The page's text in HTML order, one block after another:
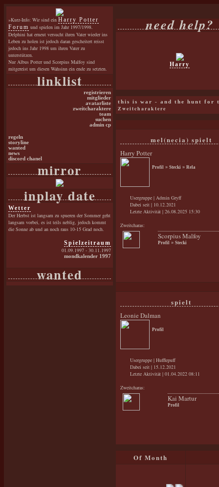
»Kurz-Info: Wir sind ein Harry Potter
Forum und spielen im Jahr 1997/1998.
Delphini hat erneut versucht ihren Vater wieder ins
Leben zu holen ist jedoch daran gescheitert reisst
jedoch ins Jahr 1998 um ihren Vater zu
unterstützen.
Nur Albus Potter und Scorpius Malfoy sind
mitgereist um diesen Wahsinn ein ende zu setzten.
linklist
registrieren
mitglieder
avatarliste
zweitcharaktere
team
suchen
admin cp
regeln
storyline
wanted
news
discord chanel
mirror
inplay date
Wetter
Der Herbst ist langsam zu spueren der Sommer geht
langsam vorbei, es ist teils neblig, jedoch kommt
die Sonne ab und an noch raus 10-15 Grad noch.
Spielzeitraum
01.09.1997 - 30.11.1997
mondkalender 1997
wanted
need help?
Harry
this is war - and the hunt for
Zweitcharaktere
mel(necia) spielt
Harry Potter
Profil » Stecki » Rela
Usergruppe | Admin Gryff
Dabei seit | 10.12.2021
Letzte Aktivität | 26.08.2025 15:30
Zweitcharas:
Scorpius Malfoy
Profil » Stecki
spielt
Leonie Dalman
Profil
Usergruppe | Hufflepuff
Dabei seit | 15.12.2021
Letzte Aktivität | 01.04.2022 08:11
Zweitcharas:
Kai Martur
Profil
Of Month